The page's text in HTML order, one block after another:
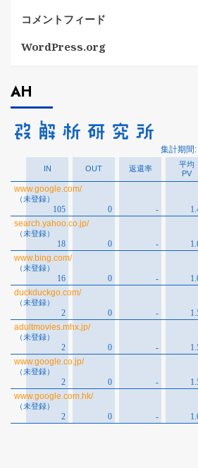
コメントフィード
WordPress.org
AH